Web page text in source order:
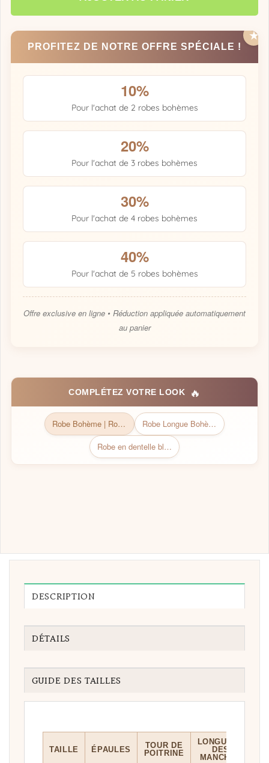
PROFITEZ DE NOTRE OFFRE SPÉCIALE !
10%
Pour l'achat de 2 robes bohèmes
20%
Pour l'achat de 3 robes bohèmes
30%
Pour l'achat de 4 robes bohèmes
40%
Pour l'achat de 5 robes bohèmes
Offre exclusive en ligne • Réduction appliquée automatiquement
au panier
COMPLÉTEZ VOTRE LOOK 🔥
Robe Bohème | Robe Bohème chic
Robe Longue Bohème Chic
Robe en dentelle blanche courte
DESCRIPTION
DÉTAILS
GUIDE DES TAILLES
TAILLE ÉPAULES
TOUR DE
POITRINE
LONGUEUR
DES
MANCHES